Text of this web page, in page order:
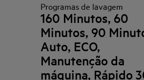
Programas de lavagem
160 Minutos, 60
Minutos, 90
Auto, ECO,
Manutenção da
máquina, Rápido